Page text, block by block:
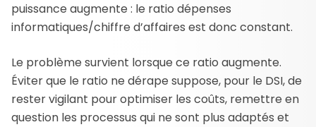
puissance augmente : le ratio dépenses
informatiques/chiffre d’affaires est donc constant.
Le problème survient lorsque ce ratio augmente.
Éviter que le ratio ne dérape suppose, pour le DSI, de
rester vigilant pour optimiser les coûts, remettre en
question les processus qui ne sont plus adaptés et